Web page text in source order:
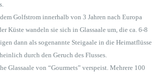
Golfstrom innerhalb von 3 Jahren nach Europa
Küste wandeln sie sich in Glassaale um, die ca. 6-8
dann als sogenannte Steigaale in die Heimatflüsse
durch den Geruch des Flusses.
Glassaale von “Gourmets” verspeist. Mehrere 100